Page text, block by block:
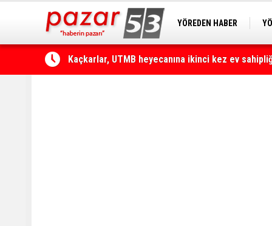
YÖREDEN HABER
Çamlıhemşin'de otomobilin üzerine kaya düştü: 1